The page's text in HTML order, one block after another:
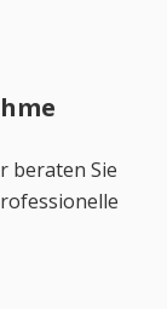
beraten Sie